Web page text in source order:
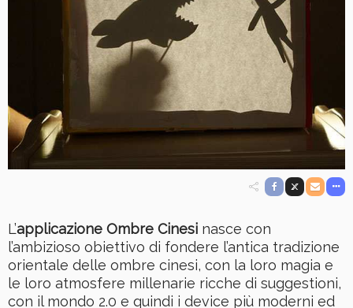
L’applicazione Ombre Cinesi nasce con
l’ambizioso obiettivo di fondere l’antica tradizione
orientale delle ombre cinesi, con la loro magia e
le loro atmosfere millenarie ricche di suggestioni,
con il mondo 2.0 e quindi i device più moderni ed